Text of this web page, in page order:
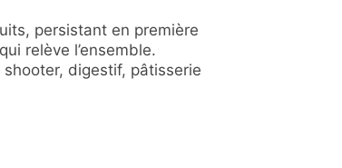
persistant en première
relève l’ensemble.
shooter, digestif, pâtisserie